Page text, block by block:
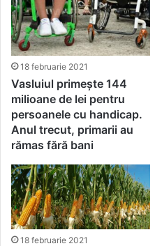
18 februarie 2021
Vasluiul primește 144
milioane de lei pentru
persoanele cu handicap.
Anul trecut, primarii au
rămas fără bani
18 februarie 2021